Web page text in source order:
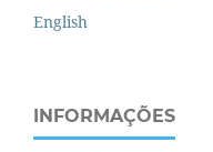
English
INFORMAÇÕES